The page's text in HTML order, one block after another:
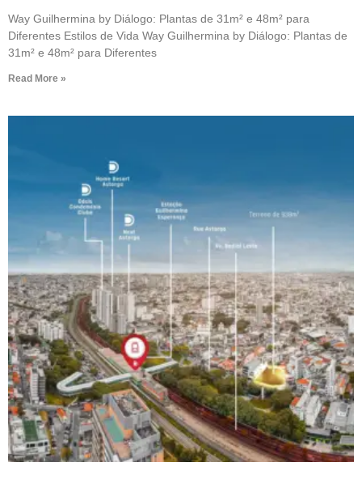
Way Guilhermina by Diálogo: Plantas de 31m² e 48m² para
Diferentes Estilos de Vida Way Guilhermina by Diálogo: Plantas de
31m² e 48m² para Diferentes
Read More »